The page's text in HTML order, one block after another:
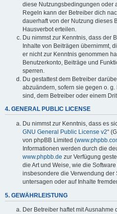
diese Nutzungsbedingungen oder
Regeln kann der Betreiber dich
dauerhaft von der Nutzung dieses
Hausverbot erteilen.
Du nimmst zur Kenntnis, dass der
Inhalte von Beiträgen übernimmt,
er nicht zur Kenntnis genommen
Benutzerkonto, Beiträge und
sperren.
Du gestattest dem Betreiber
abzuändern, sofern sie gegen o.
sind, dem Betreiber oder einem
4. GENERAL PUBLIC LICENSE
Du nimmst zur Kenntnis, dass es
GNU General Public License v2“
von phpBB Limited (
Informationen werden durch die
www.phpbb.de zur Verfügung
die Art und Weise, wie die
insbesondere die Verwendung der
untersagen oder auf Inhalte
5. GEWÄHRLEISTUNG
Der Betreiber haftet mit